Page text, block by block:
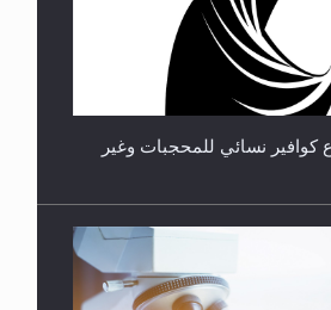
وساوس المعارضين ...**...
نسائي للمحجبات وغير